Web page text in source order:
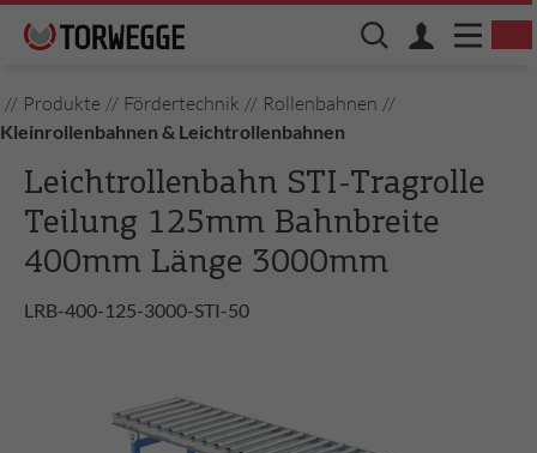
// Produkte // Fördertechnik // Rollenbahnen //
Kleinrollenbahnen & Leichtrollenbahnen
Leichtrollenbahn STI-Tragrolle
Teilung 125mm Bahnbreite
400mm Länge 3000mm
LRB-400-125-3000-STI-50